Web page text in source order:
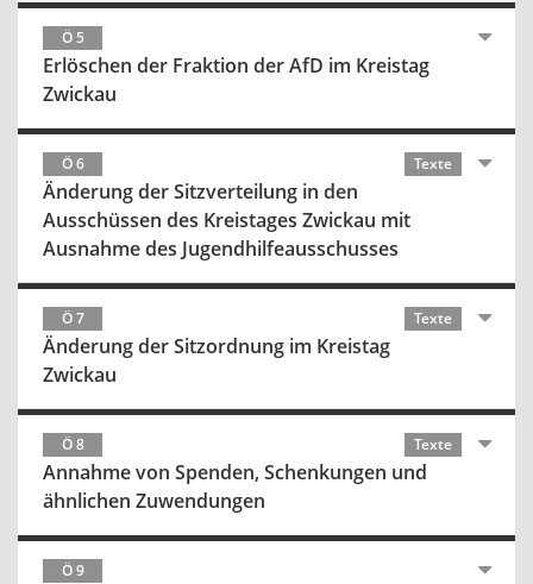
Ö 5
Erlöschen der Fraktion der AfD im Kreistag
Zwickau
Ö 6 Texte
Änderung der Sitzverteilung in den
Ausschüssen des Kreistages Zwickau mit
Ausnahme des Jugendhilfeausschusses
Ö 7 Texte
Änderung der Sitzordnung im Kreistag
Zwickau
Ö 8 Texte
Annahme von Spenden, Schenkungen und
ähnlichen Zuwendungen
Ö 9